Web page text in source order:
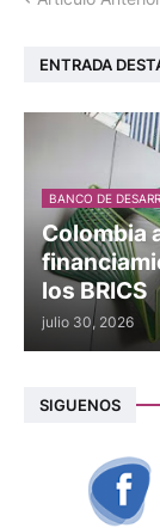
ENTRADA
BANCO DE
Colombia
los BRICS
julio 30, 2026
SIGUENOS